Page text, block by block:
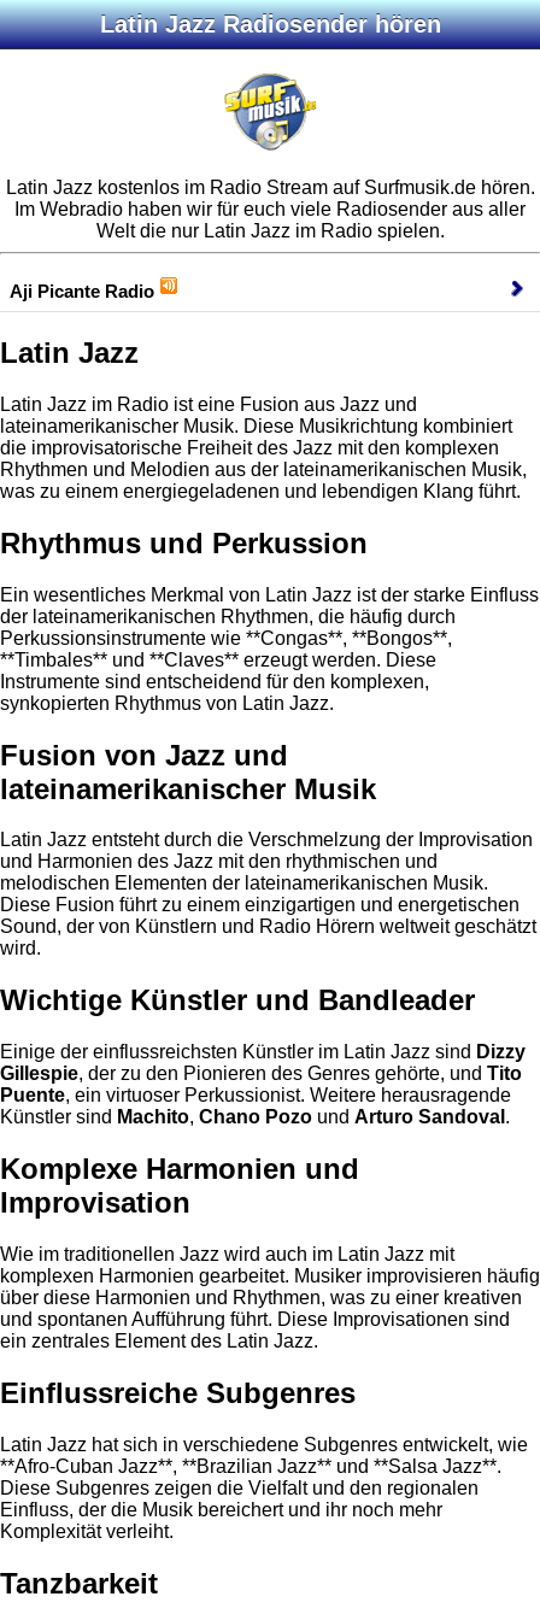
Latin Jazz Radiosender hören
Latin Jazz kostenlos im Radio Stream auf Surfmusik.de hören.
Im Webradio haben wir für euch viele Radiosender aus aller
Welt die nur Latin Jazz im Radio spielen.
Aji Picante Radio
Latin Jazz
Latin Jazz im Radio ist eine Fusion aus Jazz und
lateinamerikanischer Musik. Diese Musikrichtung kombiniert
die improvisatorische Freiheit des Jazz mit den komplexen
Rhythmen und Melodien aus der lateinamerikanischen Musik,
was zu einem energiegeladenen und lebendigen Klang führt.
Rhythmus und Perkussion
Ein wesentliches Merkmal von Latin Jazz ist der starke Einfluss
der lateinamerikanischen Rhythmen, die häufig durch
Perkussionsinstrumente wie **Congas**, **Bongos**,
**Timbales** und **Claves** erzeugt werden. Diese
Instrumente sind entscheidend für den komplexen,
synkopierten Rhythmus von Latin Jazz.
Fusion von Jazz und
lateinamerikanischer Musik
Latin Jazz entsteht durch die Verschmelzung der Improvisation
und Harmonien des Jazz mit den rhythmischen und
melodischen Elementen der lateinamerikanischen Musik.
Diese Fusion führt zu einem einzigartigen und energetischen
Sound, der von Künstlern und Radio Hörern weltweit geschätzt
wird.
Wichtige Künstler und Bandleader
Einige der einflussreichsten Künstler im Latin Jazz sind Dizzy
Gillespie, der zu den Pionieren des Genres gehörte, und Tito
Puente, ein virtuoser Perkussionist. Weitere herausragende
Künstler sind Machito, Chano Pozo und Arturo Sandoval .
Komplexe Harmonien und
Improvisation
Wie im traditionellen Jazz wird auch im Latin Jazz mit
komplexen Harmonien gearbeitet. Musiker improvisieren häufig
über diese Harmonien und Rhythmen, was zu einer kreativen
und spontanen Aufführung führt. Diese Improvisationen sind
ein zentrales Element des Latin Jazz.
Einflussreiche Subgenres
Latin Jazz hat sich in verschiedene Subgenres entwickelt, wie
**Afro-Cuban Jazz**, **Brazilian Jazz** und **Salsa Jazz**.
Diese Subgenres zeigen die Vielfalt und den regionalen
Einfluss, der die Musik bereichert und ihr noch mehr
Komplexität verleiht.
Tanzbarkeit